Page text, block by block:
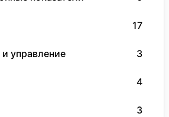
17
управление 3
4
3